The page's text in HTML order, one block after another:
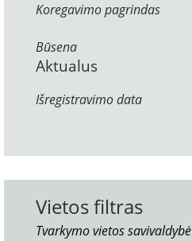
Koregavimo pagrindas
Būsena
Aktualus
Išregistravimo data
Vietos filtras
Tvarkymo vietos savivaldybė